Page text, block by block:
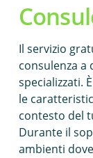
Il servizio
consulenza a
specializzati.
le
contesto del
Durante il
ambienti